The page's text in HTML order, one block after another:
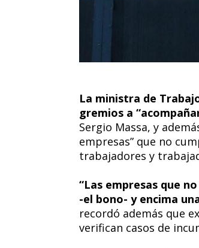
La ministra de
gremios a
Sergio Massa, y
empresas” que no
trabajadores y
“Las empresas que
-el bono- y encima
recordó además que
verifican casos de